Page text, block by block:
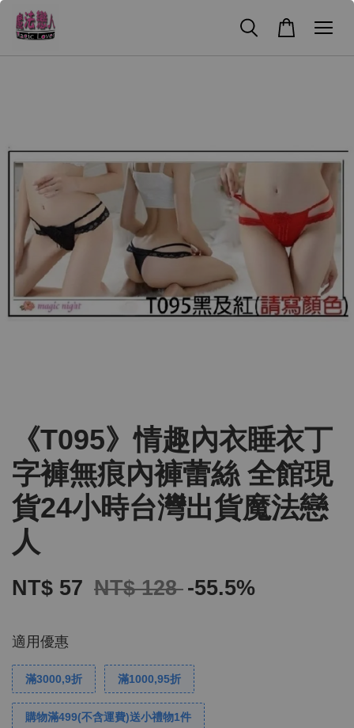
《T095》情趣內衣睡衣丁
字褲無痕內褲蕾絲 全館現
貨24小時台灣出貨魔法戀
人
NT$ 57 NT$ 128 -55.5%
適用優惠
滿3000,9折 滿1000,95折
購物滿499(不含運費)送小禮物1件